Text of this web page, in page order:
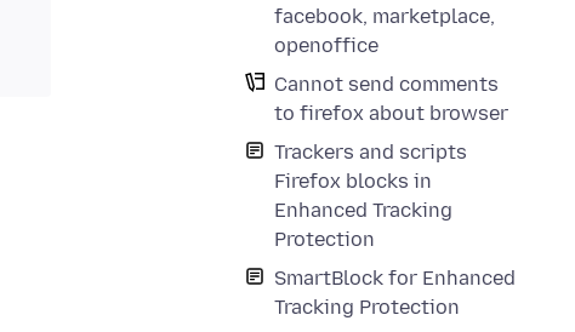
facebook, marketplace,
openoffice
Cannot send comments
to firefox about browser
Trackers and scripts
Firefox blocks in
Enhanced Tracking
Protection
SmartBlock for Enhanced
Tracking Protection